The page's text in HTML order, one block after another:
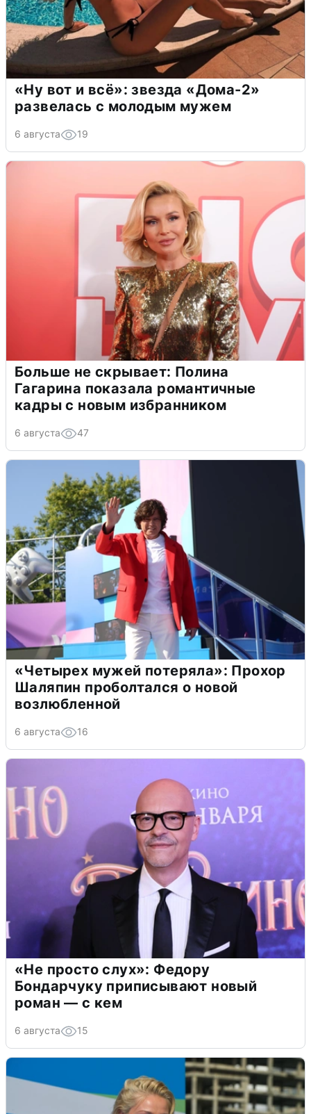
«Ну вот и всё»: звезда «Дома-2»
развелась с молодым мужем
6 августа 19
Больше не скрывает: Полина
Гагарина показала романтичные
кадры с новым избранником
6 августа 47
«Четырех мужей потеряла»: Прохор
Шаляпин проболтался о новой
возлюбленной
6 августа 16
«Не просто слух»: Федору
Бондарчуку приписывают новый
роман — с кем
6 августа 15